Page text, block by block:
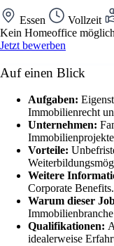
Essen Vollzeit
Kein Homeoffice möglich
Jetzt bewerben
Auf einen Blick
Aufgaben:
Immobilienrecht
Unternehmen:
Vorteile:
Weitere
Corporate Benefits.
Warum dieser
Qualifikationen:
idealerweise